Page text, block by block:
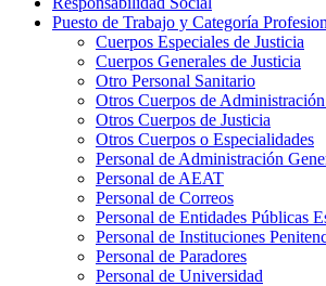
Puesto de Trabajo y Categoría
Cuerpos Especiales de Justicia
Cuerpos Generales de Justicia
Otro Personal Sanitario
Otros Cuerpos de
Otros Cuerpos de Justicia
Otros Cuerpos o Especialidades
Personal de Administración
Personal de AEAT
Personal de Correos
Personal de Entidades Públicas
Personal de Instituciones
Personal de Paradores
Personal de Universidad